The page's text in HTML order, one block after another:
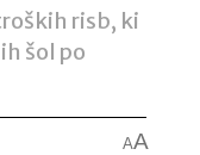
risb, ki
šol po
AA